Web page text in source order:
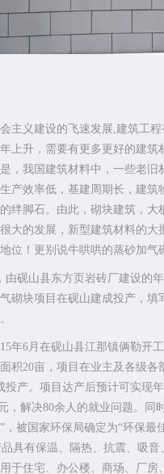
主义建设的飞速发展,建筑工
上升，需要有更多更好的建筑
，我国建筑材料中，一些老旧
产效率低，基建周期长，建筑
绊脚石。由此，砌块建筑，大
大的发展，新型建筑材料的大
位！更别说牛哄哄的蒸砂加气
由砚山县东方页岩砖厂建设的
砌块项目在砚山建成投产，填
年6月在砚山县江那镇俩勒开
积20亩，项目在业主及各级各
投产。项目达产后预计可实现
，解决80余人的就业问题。同
，被国家环保局确定为“环保最
品具有保温、隔热、抗震、吸音
于住宅、办公楼、商场、厂房